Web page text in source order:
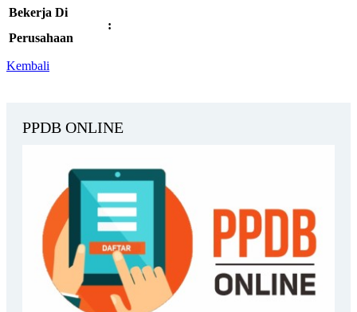
Bekerja Di
Perusahaan
:
Kembali
PPDB ONLINE